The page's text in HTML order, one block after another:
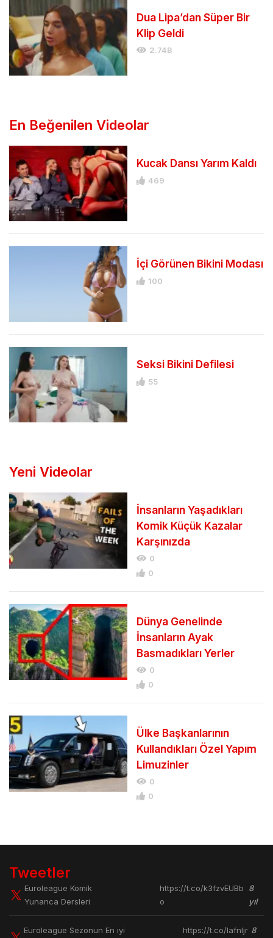
Dua Lipa’dan Süper Bir
Klip Geldi
2.74B
En Beğenilen Videolar
Kucak Dansı Yarım Kaldı
469
İçi Görünen Bikini Modası
100
Seksi Bikini Defilesi
55
Yeni Videolar
İnsanların Yaşadıkları
Komik Küçük Kazalar
Karşınızda
0
0
Dünya Genelinde
İnsanların Ayak
Basmadıkları Yerler
0
0
Ülke Başkanlarının
Kullandıkları Özel Yapım
Limuzinler
0
0
Tweetler
Euroleague Komik
Yunanca Dersleri
https://t.co/k3fzvEUBb
o
8
yıl
Euroleague Sezonun En iyi
https://t.co/lafnljr 8